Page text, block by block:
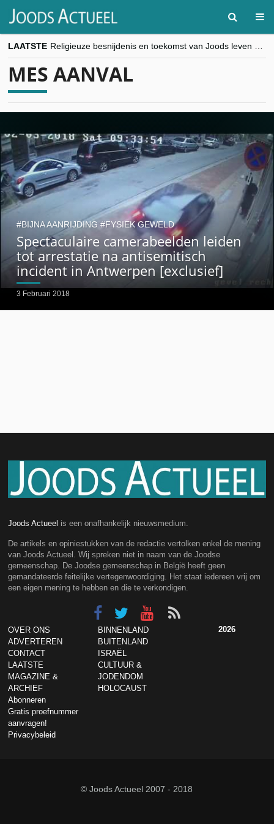
LAATSTE
“Besnijdenisdebat toont hoe moeilijk seculiere Westen minderheden begrijpt”, Jinnih Beels (Vooruit)
MES AANVAL
Spectaculaire camerabeelden leiden
tot arrestatie na antisemitisch
incident in Antwerpen [exclusief]
3 Februari 2018
BIJNA AANRIJDING FYSIEK GEWELD
Joods Actueel is een onafhankelijk nieuwsmedium.
De artikels en opiniestukken van de redactie vertolken enkel de mening
van Joods Actueel. Wij spreken niet in naam van de Joodse
gemeenschap. De Joodse gemeenschap in België heeft geen
gemandateerde feitelijke vertegenwoordiging. Het staat iedereen vrij om
een eigen mening te hebben en die te verkondigen.
OVER ONS
ADVERTEREN
CONTACT
LAATSTE
MAGAZINE &
ARCHIEF
Abonneren
Gratis proefnummer
aanvragen!
Privacybeleid
BINNENLAND
BUITENLAND
ISRAËL
CULTUUR &
JODENDOM
HOLOCAUST
2026
© Joods Actueel 2007 - 2018